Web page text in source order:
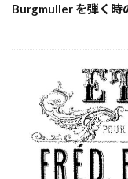
Burgmuller を弾く